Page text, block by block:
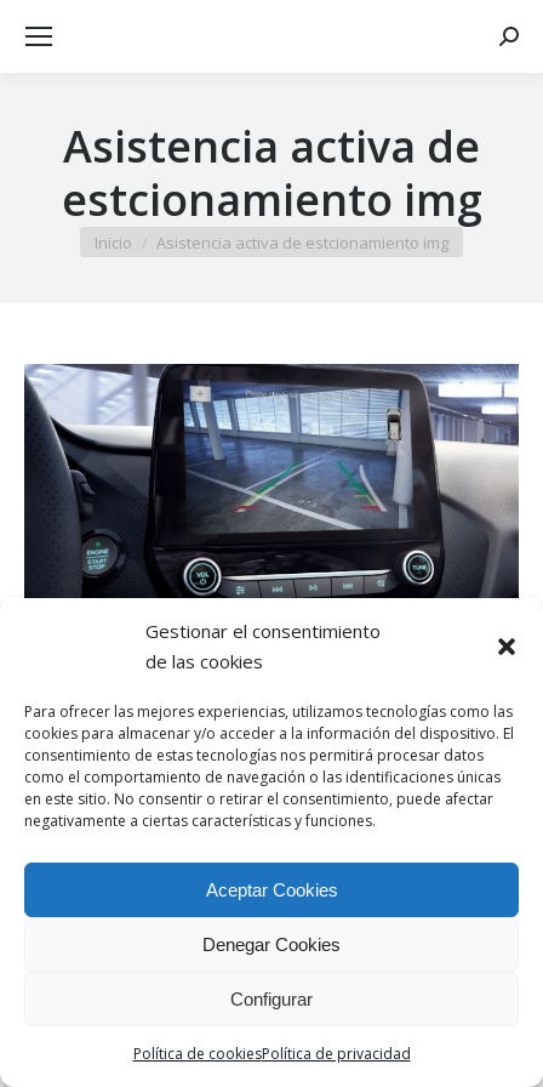
Gestionar el consentimiento
de las cookies
Para ofrecer las mejores experiencias, utilizamos tecnologías como las
cookies para almacenar y/o acceder a la información del dispositivo. El
consentimiento de estas tecnologías nos permitirá procesar datos
como el comportamiento de navegación o las identificaciones únicas
en este sitio. No consentir o retirar el consentimiento, puede afectar
negativamente a ciertas características y funciones.
Aceptar Cookies
Denegar Cookies
Configurar
Política de cookiesPolítica de privacidad
Asistencia activa de
estcionamiento img
Estás aquí:
Inicio Asistencia activa de estcionamiento img
WEB CREADA POR BIT INFORMÁTICA
Aviso Legal /Política de cookies/Política de privacidad